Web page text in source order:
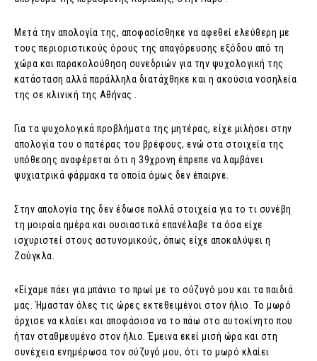
Μετά την απολογία της, αποφασίσθηκε να αφεθεί ελεύθερη με
τους περιοριστικούς όρους της απαγόρευσης εξόδου από τη
χώρα και παρακολούθηση συνεδριών για την ψυχολογική της
κατάσταση αλλά παράλληλα διατάχθηκε και η ακούσια νοσηλεία
της σε κλινική της Αθήνας .
Για τα ψυχολογικά προβλήματα της μητέρας, είχε μιλήσει στην
απολογία του ο πατέρας του βρέφους, ενώ στα στοιχεία της
υπόθεσης αναφέρεται ότι η 39χρονη έπρεπε να λαμβάνει
ψυχιατρικά φάρμακα τα οποία όμως δεν έπαιρνε.
Στην απολογία της δεν έδωσε πολλά στοιχεία για το τι συνέβη
τη μοιραία ημέρα και ουσιαστικά επανέλαβε τα όσα είχε
ισχυριστεί στους αστυνομικούς, όπως είχε αποκαλύψει η
Ζούγκλα.
«Είχαμε πάει για μπάνιο το πρωί με το σύζυγό μου και τα παιδιά
μας. Ήμασταν όλες τις ώρες εκτεθειμένοι στον ήλιο. Το μωρό
άρχισε να κλαίει και αποφάσισα να το πάω στο αυτοκίνητο που
ήταν σταθμευμένο στον ήλιο. Έμεινα εκεί μισή ώρα και στη
συνέχεια ενημέρωσα τον σύζυγό μου, ότι το μωρό κλαίει